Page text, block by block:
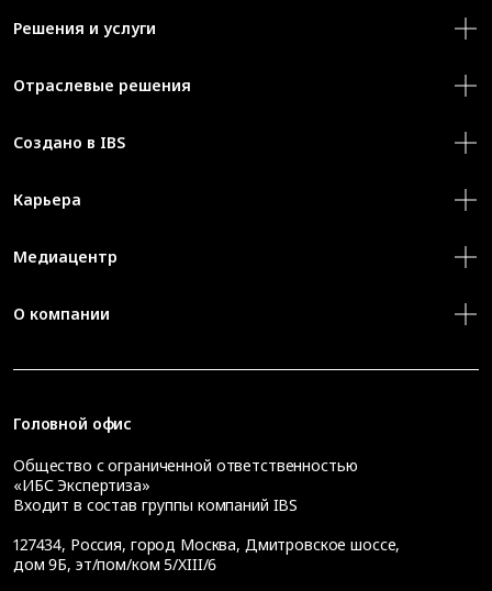
Решения и услуги
Отраслевые решения
Создано в IBS
Карьера
Медиацентр
О компании
Головной офис
Общество с ограниченной ответственностью
«ИБС Экспертиза»
Входит в состав группы компаний IBS
127434, Россия, город Москва, Дмитровское шоссе,
дом 9Б, эт/пом/ком 5/XIII/6